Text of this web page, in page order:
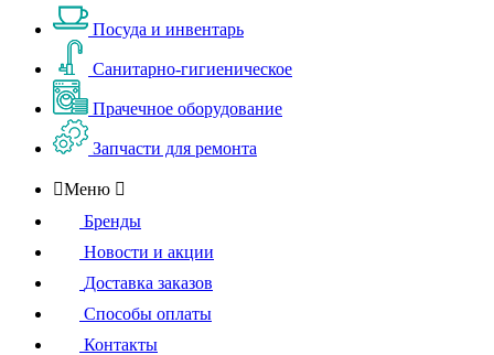
Посуда и инвентарь
Санитарно-гигиеническое
Прачечное оборудование
Запчасти для ремонта
Меню 
Бренды
Новости и акции
Доставка заказов
Способы оплаты
Контакты